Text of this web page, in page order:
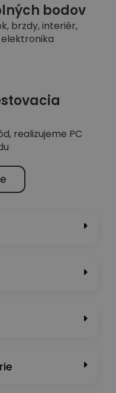
bodov
brzdy, interiér,
realizujeme PC